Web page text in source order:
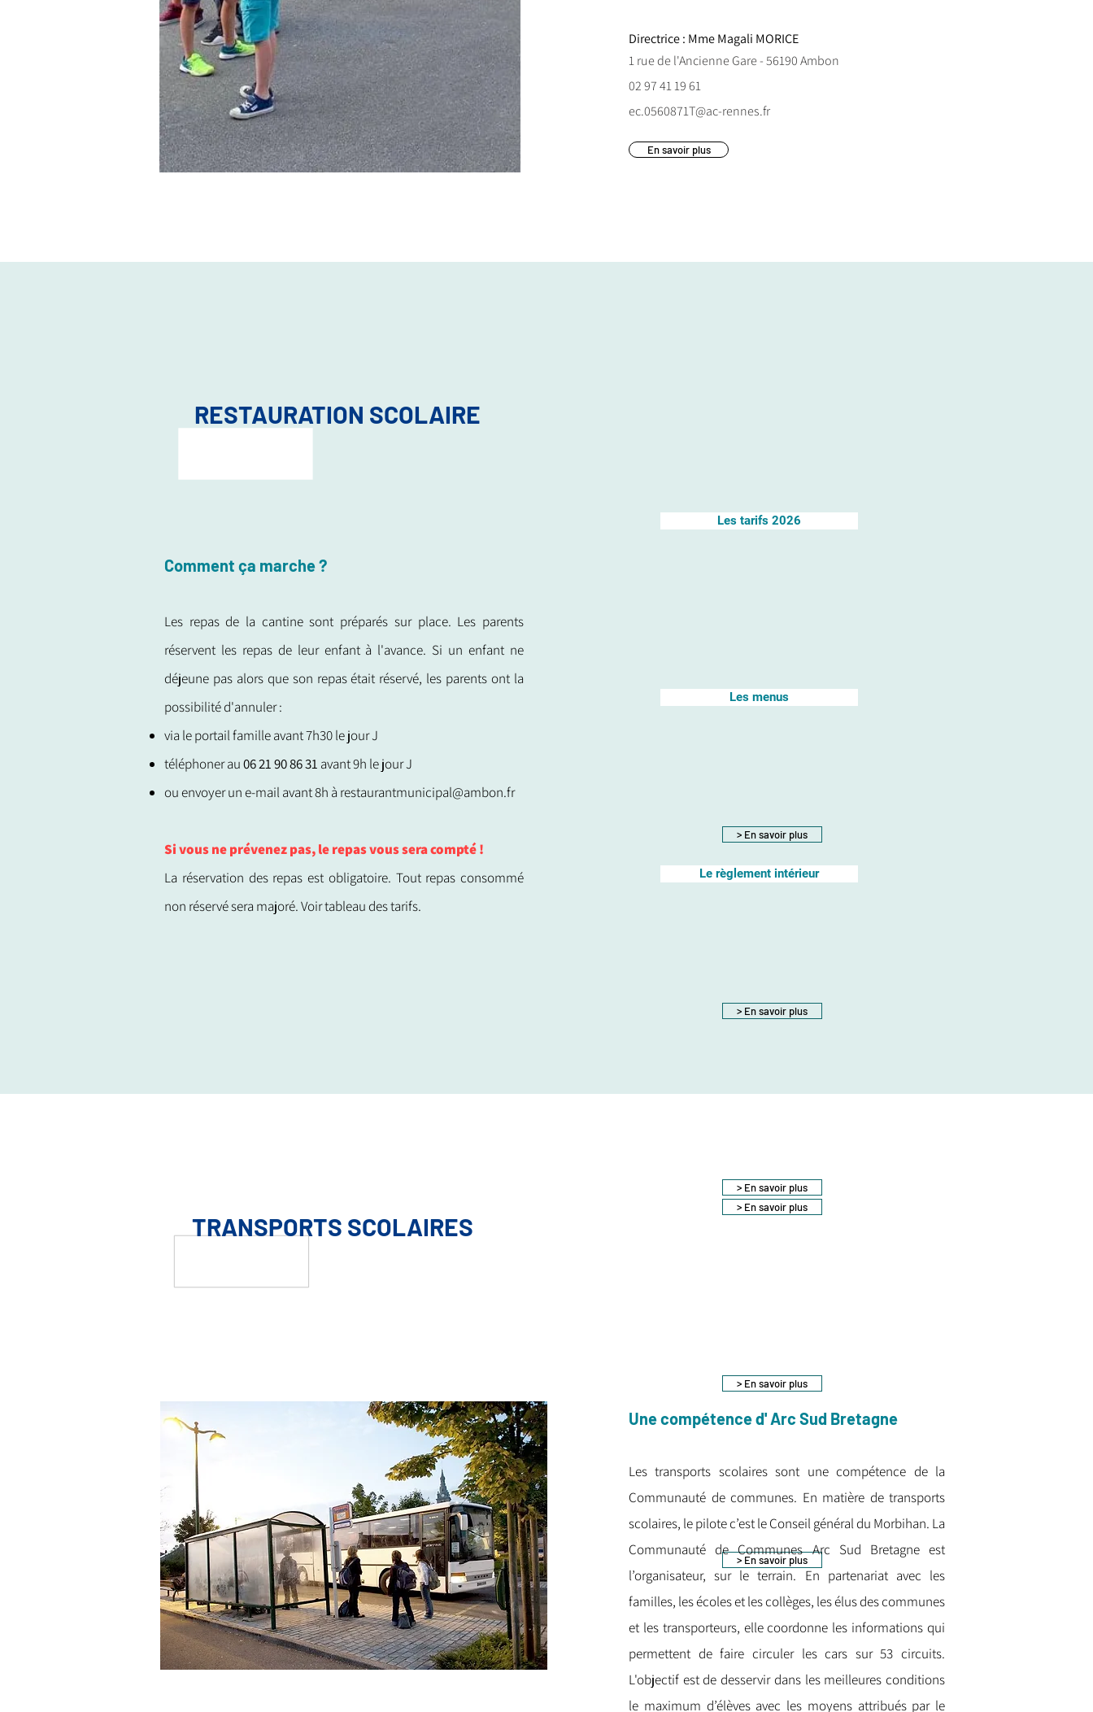
Directrice : Mme Magali MORICE
1 rue de l'Ancienne Gare - 56190 Ambon
02 97 41 19 61
ec.0560871T@ac-rennes.fr
En savoir plus
RESTAURATION SCOLAIRE
Comment ça marche ?
Les repas de la cantine sont préparés sur place. Les parents
réservent les repas de leur enfant à l'avance. Si un enfant ne
déjeune pas alors que son repas était réservé, les parents ont la
possibilité d'annuler :
via le portail famille avant 7h30 le jour J
téléphoner au06 21 90 86 31 avant 9h le jour J
ou envoyer un e-mail avant 8h à restaurantmunicipal@ambon.fr
Si vous ne prévenez pas, le repas vous sera compté !
La réservation des repas est obligatoire. Tout repas consommé
non réservé sera majoré. Voir tableau des tarifs.
Les tarifs 2026
> En savoir plus
> En savoir plus
Les menus
> En savoir plus
> En savoir plus
Le règlement intérieur
> En savoir plus
> En savoir plus
TRANSPORTS SCOLAIRES
Une compétence d' Arc Sud Bretagne
Les transports scolaires sont une compétence de la
Communauté de communes. En matière de transports
scolaires, le pilote c’est le Conseil général du Morbihan. La
Communauté de Communes Arc Sud Bretagne est
l’organisateur, sur le terrain. En partenariat avec les
familles, les écoles et les collèges, les élus des communes
et les transporteurs, elle coordonne les informations qui
permettent de faire circuler les cars sur 53 circuits.
L'objectif est de desservir dans les meilleures conditions
le maximum d’élèves avec les moyens attribués par le